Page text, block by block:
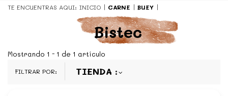
EsDeMercado.com
te lleva a casa los mejores productos de
los mejores mercados de Barcelona y de productores
TE ENCUENTRAS AQUI: INICIO CARNE BUEY
Bistec
Mostrando 1 - 1 de 1 artículo
FILTRAR POR: TIENDA